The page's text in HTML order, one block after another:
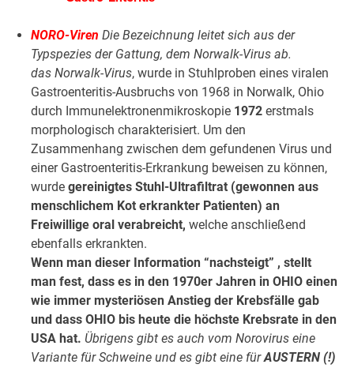
NORO-Viren Die Bezeichnung leitet sich aus der
Typspezies der Gattung, dem Norwalk-Virus ab.
dasNorwalk-Virus, wurde in Stuhlproben eines viralen
Gastroenteritis-Ausbruchs von 1968 in Norwalk, Ohio
durch Immunelektronenmikroskopie 1972 erstmals
morphologisch charakterisiert. Um den
Zusammenhang zwischen dem gefundenen Virus und
einer Gastroenteritis-Erkrankung beweisen zu können,
wurdegereinigtes Stuhl-Ultrafiltrat (gewonnen aus
menschlichem Kot erkrankter Patienten) an
Freiwillige oral verabreicht, welche anschließend
ebenfalls erkrankten.
Wenn man dieser Information “nachsteigt” , stellt
man fest, dass es in den 1970er Jahren in OHIO einen
wie immer mysteriösen Anstieg der Krebsfälle gab
und dass OHIO bis heute die höchste Krebsrate in den
USA hat. Übrigens gibt es auch vom Norovirus eine
Variante für Schweine und es gibt eine fürAUSTERN (!)